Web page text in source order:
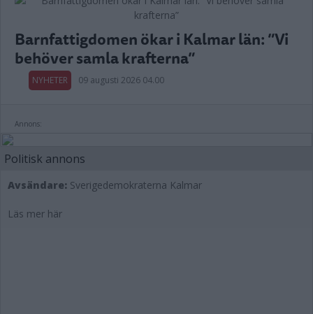
Barnfattigdomen ökar i Kalmar län: ”Vi
behöver samla krafterna”
NYHETER 09 augusti 2026 04.00
Annons:
Politisk annons
Avsändare: Sverigedemokraterna Kalmar
Läs mer här